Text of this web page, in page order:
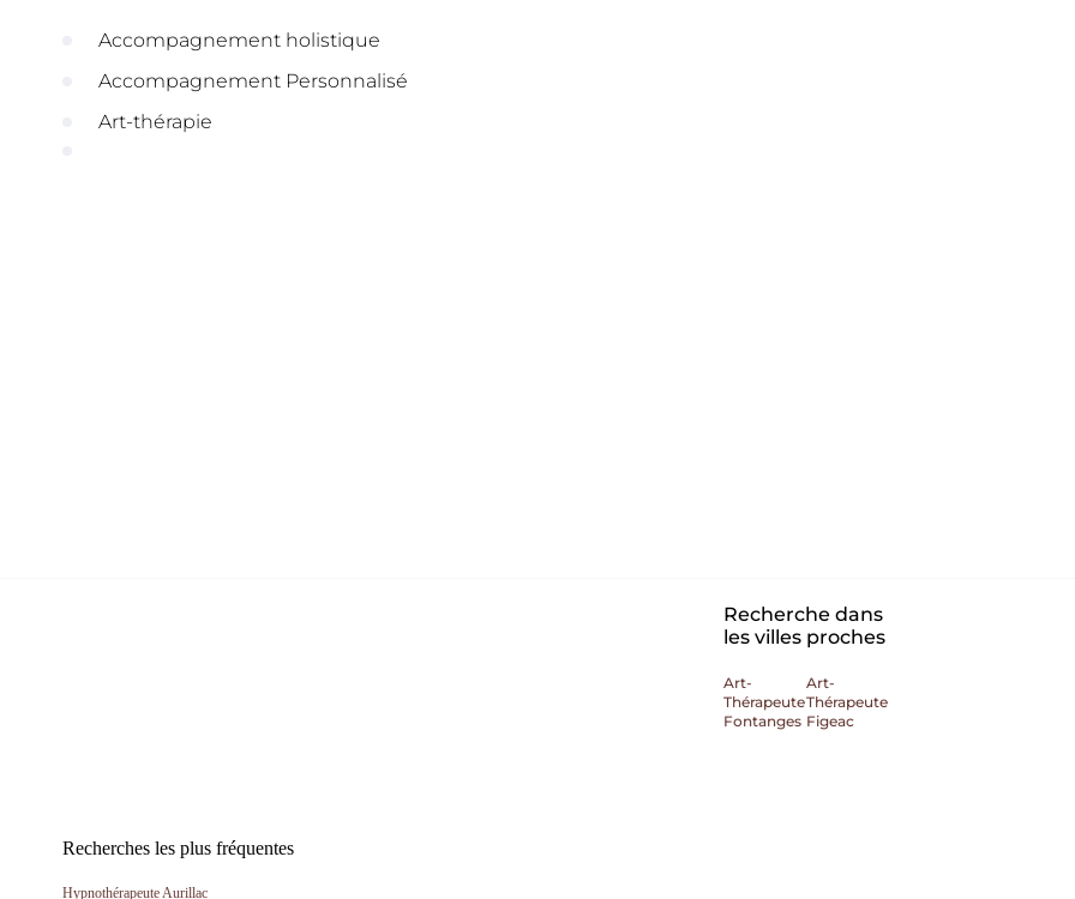
Accompagnement holistique
Accompagnement Personnalisé
Art-thérapie
Recherche dans
les villes proches
Art-
Thérapeute
Fontanges
Art-
Thérapeute
Figeac
Recherches les plus fréquentes
Hypnothérapeute Aurillac